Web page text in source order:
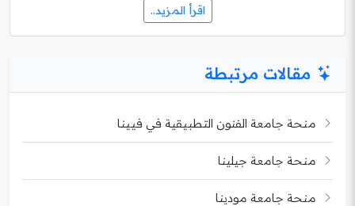
اقرأ المزيد..
مقالات مرتبطة
منحة جامعة الفنون التطبيقية في فيينا
منحة جامعة جيلينا
منحة جامعة مودينا